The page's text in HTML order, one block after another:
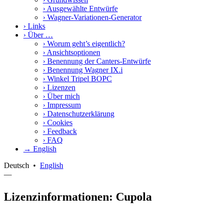
› Ausgewählte Entwürfe
› Wagner-Variationen-Generator
› Links
› Über …
› Worum geht’s eigentlich?
› Ansichtsoptionen
› Benennung der Canters-Entwürfe
› Benennung Wagner IX.i
› Winkel Tripel BOPC
› Lizenzen
› Über mich
› Impressum
› Datenschutzerklärung
› Cookies
› Feedback
› FAQ
→ English
Deutsch • English
—
Lizenzinformationen: Cupola